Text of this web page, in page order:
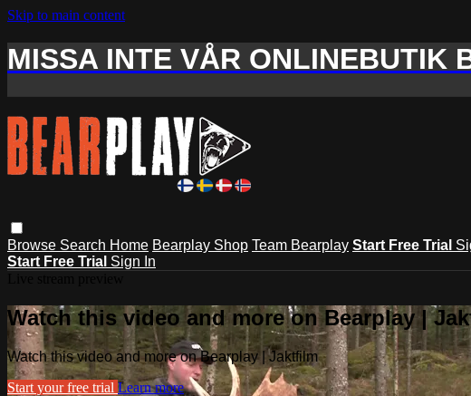
Skip to main content
MISSA INTE VÅR
Browse Search Home Bearplay Shop Team Bearplay Start Free Trial
Start Free Trial Sign In
Watch this video and more on Bearplay |
Watch this video and more on Bearplay | Jaktfilm
Start your free trial Learn more